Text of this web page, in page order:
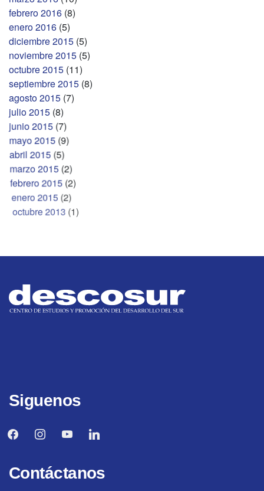
febrero 2016 (8)
enero 2016 (5)
diciembre 2015 (5)
noviembre 2015 (5)
octubre 2015 (11)
septiembre 2015 (8)
agosto 2015 (7)
julio 2015 (8)
junio 2015 (7)
mayo 2015 (9)
abril 2015 (5)
marzo 2015(2)
febrero 2015(2)
enero 2015(2)
octubre 2013(1)
Siguenos
facebookinstagramyoutubelinkedin
Contáctanos